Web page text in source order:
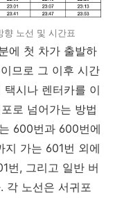
노선 및 시간표
에 첫 차가 출발하
므로 그 이후 시간
시나 렌터카를 이
로 넘어가는 방법
600번과 600번에
가는 601번 외에
번, 그리고 일반 버
각 노선은 서귀포